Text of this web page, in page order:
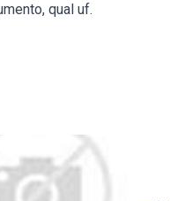
qual uf.